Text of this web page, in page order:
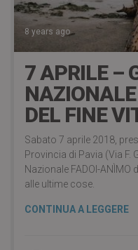
8 years ago
7 APRILE –
DEL FINE
Sabato 7 aprile 2018,
Provincia di Pavia (Via F.
Nazionale FADOI-
alle ultime cose.
CONTINUA A LEGGERE